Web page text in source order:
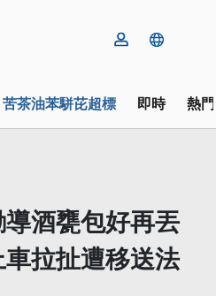
苦茶油苯駢芘超標 即時 熱
酒甕包好再丟
拉扯遭移送法